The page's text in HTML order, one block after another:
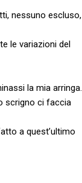
nessuno escluso,
le variazioni del
la mia arringa.
scrigno ci faccia
a quest’ultimo